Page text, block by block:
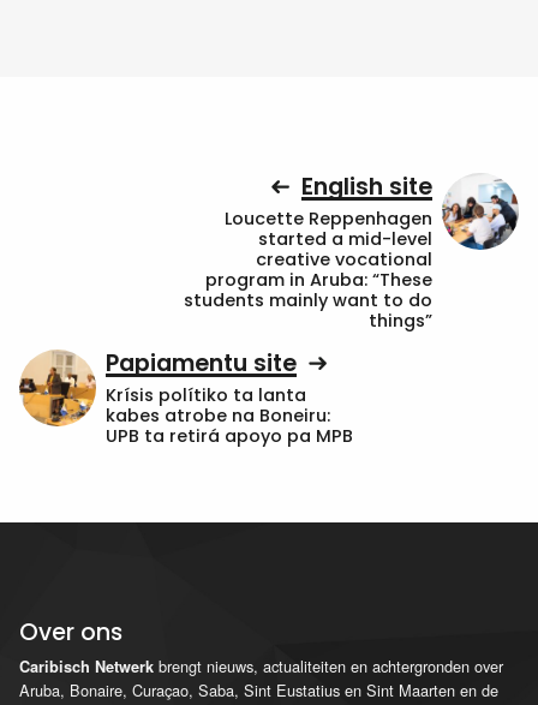
English site
Loucette Reppenhagen
started a mid-level
creative vocational
program in Aruba: “These
students mainly want to do
things”
Papiamentu site
Krísis polítiko ta lanta
kabes atrobe na Boneiru:
UPB ta retirá apoyo pa MPB
Over ons
Caribisch Netwerk brengt nieuws, actualiteiten en achtergronden over
Aruba, Bonaire, Curaçao, Saba, Sint Eustatius en Sint Maarten en de